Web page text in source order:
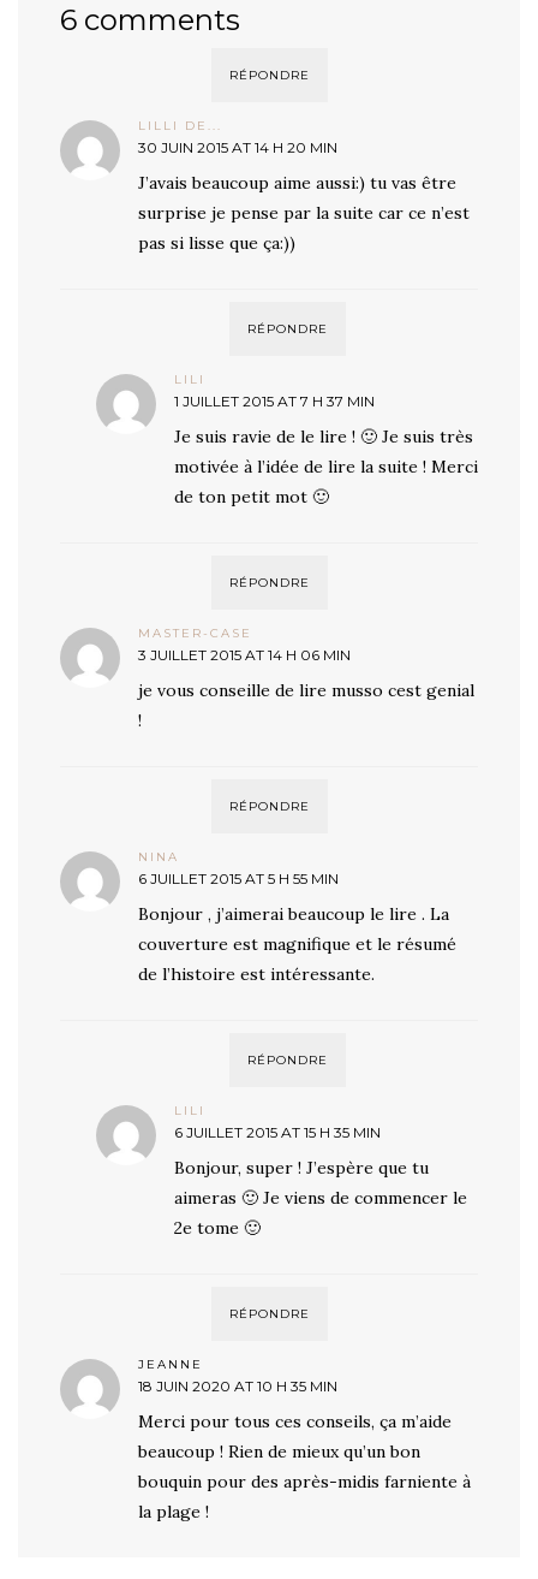
6 comments
RÉPONDRE
LILLI DE...
30 JUIN 2015 AT 14 H 20 MIN
J’avais beaucoup aime aussi:) tu vas être
surprise je pense par la suite car ce n’est
pas si lisse que ça:))
RÉPONDRE
LILI
1 JUILLET 2015 AT 7 H 37 MIN
Je suis ravie de le lire ! 🙂 Je suis très
motivée à l’idée de lire la suite ! Merci
de ton petit mot 🙂
RÉPONDRE
MASTER-CASE
3 JUILLET 2015 AT 14 H 06 MIN
je vous conseille de lire musso cest genial
!
RÉPONDRE
NINA
6 JUILLET 2015 AT 5 H 55 MIN
Bonjour , j’aimerai beaucoup le lire . La
couverture est magnifique et le résumé
de l’histoire est intéressante.
RÉPONDRE
LILI
6 JUILLET 2015 AT 15 H 35 MIN
Bonjour, super ! J’espère que tu
aimeras 🙂 Je viens de commencer le
2e tome 🙂
RÉPONDRE
JEANNE
18 JUIN 2020 AT 10 H 35 MIN
Merci pour tous ces conseils, ça m’aide
beaucoup ! Rien de mieux qu’un bon
bouquin pour des après-midis farniente à
la plage !